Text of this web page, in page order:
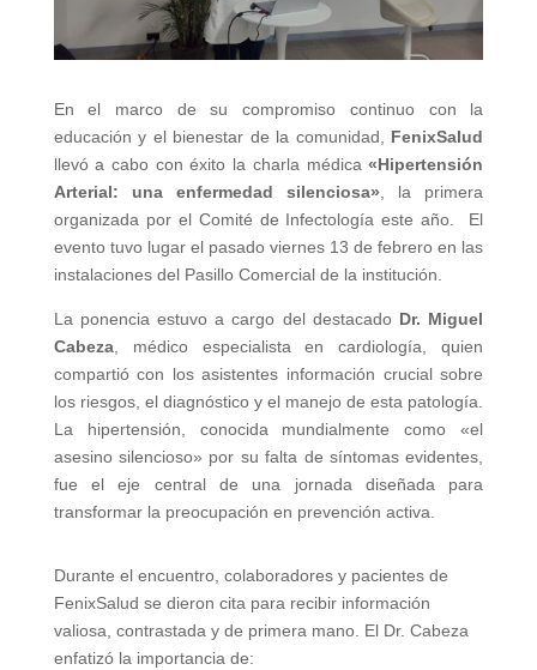
En el marco de su compromiso continuo con la
educación y el bienestar de la comunidad, FenixSalud
llevó a cabo con éxito la charla médica«Hipertensión
Arterial: una enfermedad silenciosa» , la primera
organizada por el Comité de Infectología este año. El
evento tuvo lugar el pasado viernes 13 de febrero en las
instalaciones del Pasillo Comercial de la institución.
La ponencia estuvo a cargo del destacado Dr. Miguel
Cabeza, médico especialista en cardiología, quien
compartió con los asistentes información crucial sobre
los riesgos, el diagnóstico y el manejo de esta patología.
La hipertensión, conocida mundialmente como «el
asesino silencioso» por su falta de síntomas evidentes,
fue el eje central de una jornada diseñada para
transformar la preocupación en prevención activa.
Durante el encuentro, colaboradores y pacientes de
FenixSalud se dieron cita para recibir información
valiosa, contrastada y de primera mano. El Dr. Cabeza
enfatizó la importancia de: